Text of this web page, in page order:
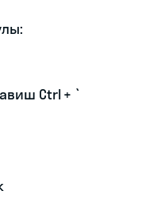
Ctrl + `